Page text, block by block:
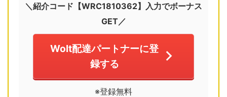
＼紹介コード【WRC1810362】入力でボーナス
GET／
Wolt配達パートナーに登
録する
※登録無料